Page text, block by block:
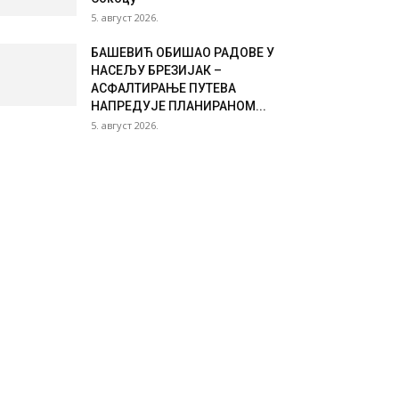
5. август 2026.
БАШЕВИЋ ОБИШАО РАДОВЕ У
НАСЕЉУ БРЕЗИЈАК –
АСФАЛТИРАЊЕ ПУТЕВА
НАПРЕДУЈЕ ПЛАНИРАНОМ...
5. август 2026.